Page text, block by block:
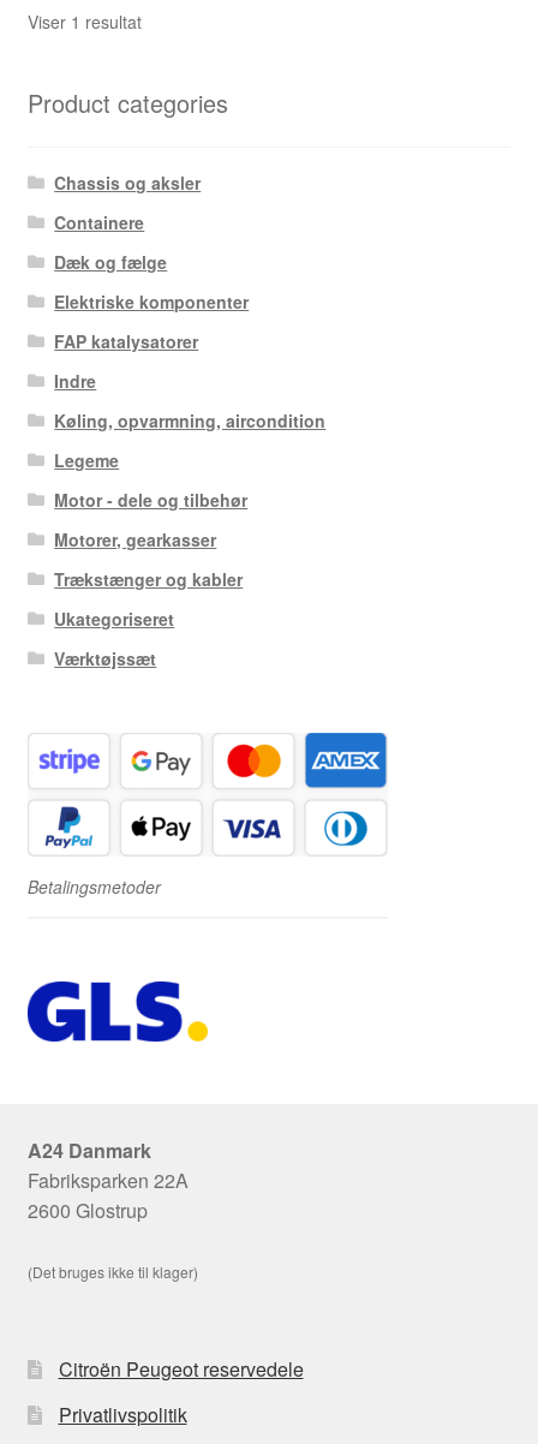
Viser 1 resultat
Product categories
Chassis og aksler
Containere
Dæk og fælge
Elektriske komponenter
FAP katalysatorer
Indre
Køling, opvarmning, aircondition
Legeme
Motor - dele og tilbehør
Motorer, gearkasser
Trækstænger og kabler
Ukategoriseret
Værktøjssæt
Betalingsmetoder
A24 Danmark
Fabriksparken 22A
2600 Glostrup
(Det bruges ikke til klager)
Citroën Peugeot reservedele
Privatlivspolitik